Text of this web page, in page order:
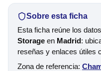
Sobre esta ficha
Esta ficha reúne los
Storage en Madrid:
reseñas y enlaces útiles
Zona de referencia: